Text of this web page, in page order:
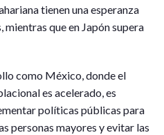
tienen una esperanza
mientras que en Japón supera
como México, donde el
es acelerado, es
políticas públicas para
personas mayores y evitar las